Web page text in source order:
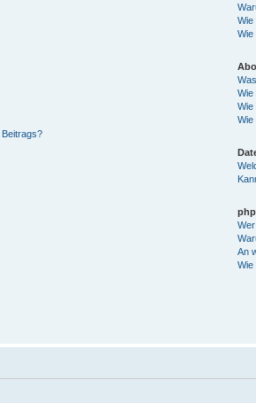
Beitrags?
Wie
Wie
Wie
Wie
Wie
An
Wie